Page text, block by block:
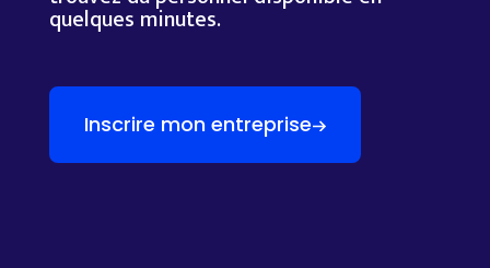
quelques minutes.
Inscrire mon entreprise